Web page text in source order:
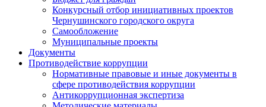
Конкурсный отбор инициативных проектов
Чернушинского городского округа
Самообложение
Муниципальные проекты
Документы
Противодействие коррупции
Нормативные правовые и иные документы в
сфере противодействия коррупции
Антикоррупционная экспертиза